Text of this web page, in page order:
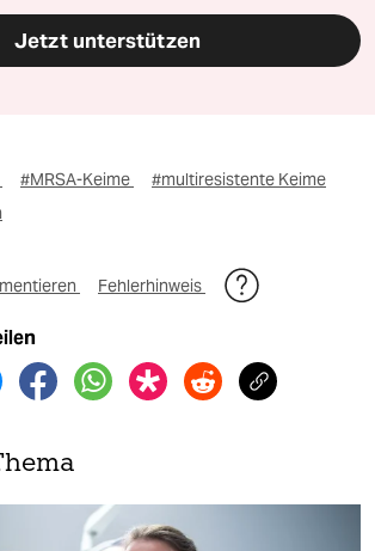
Jetzt unterstützen
#MRSA-Keime
#multiresistente Keime
Fehlerhinweis